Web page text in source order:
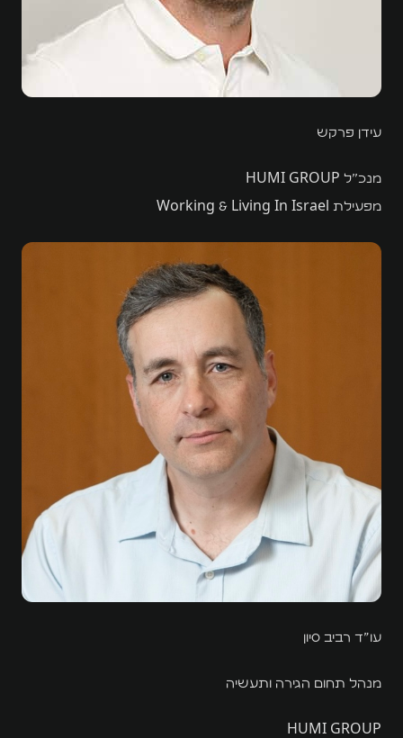
עידן פרקש
מנכ"ל HUMI GROUP
מפעילת Working & Living In Israel
עו״ד רביב סיון
מנהל תחום הגירה ותעשיה
HUMI GROUP